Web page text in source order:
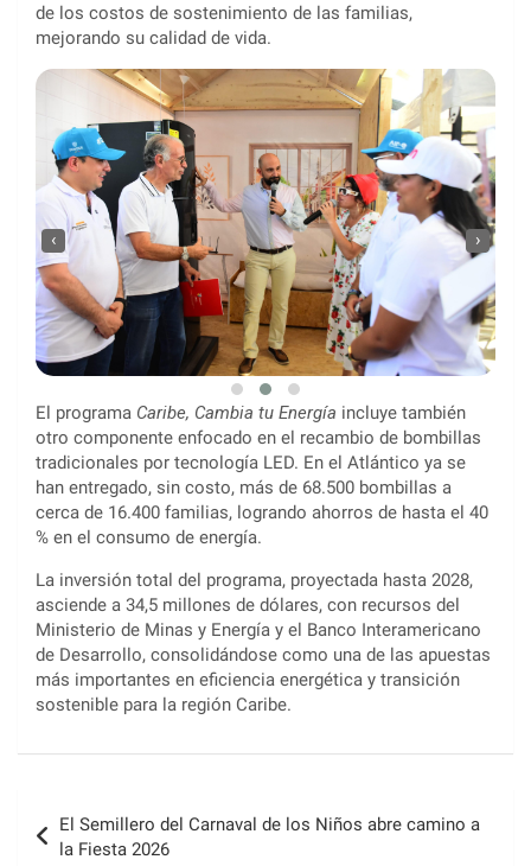
de los costos de sostenimiento de las familias,
mejorando su calidad de vida.
‹ ›
El programa Caribe, Cambia tu Energía incluye también
otro componente enfocado en el recambio de bombillas
tradicionales por tecnología LED. En el Atlántico ya se
han entregado, sin costo, más de 68.500 bombillas a
cerca de 16.400 familias, logrando ahorros de hasta el 40
% en el consumo de energía.
La inversión total del programa, proyectada hasta 2028,
asciende a 34,5 millones de dólares, con recursos del
Ministerio de Minas y Energía y el Banco Interamericano
de Desarrollo, consolidándose como una de las apuestas
más importantes en eficiencia energética y transición
sostenible para la región Caribe.
de
El Semillero del Carnaval de los Niños abre camino a
la Fiesta 2026